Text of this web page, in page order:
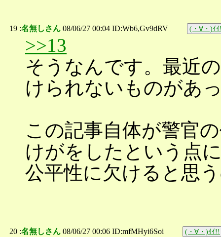
19 :名無しさん 08/06/27 00:04 ID:Wb6,Gv9dRV (・∀・)ｲ
>>13
そうなんです。最近
けられないものがあ
この記事自体が警官
けがをしたという点
公平性に欠けると思
20 :名無しさん 08/06/27 00:06 ID:mfMHyi6Soi (・∀・)ｲｲ!!